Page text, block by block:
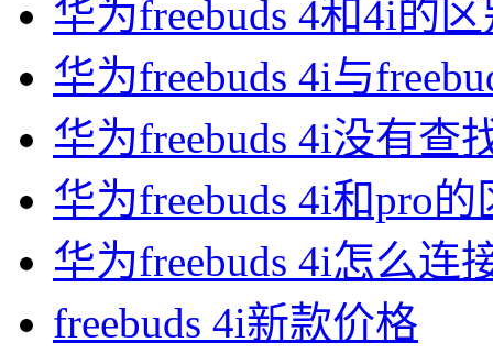
华为freebuds 4和4i的
华为freebuds 4i与
华为freebuds 4i没有查
华为freebuds 4i和pro的
华为freebuds 4i怎么连
freebuds 4i新款价格